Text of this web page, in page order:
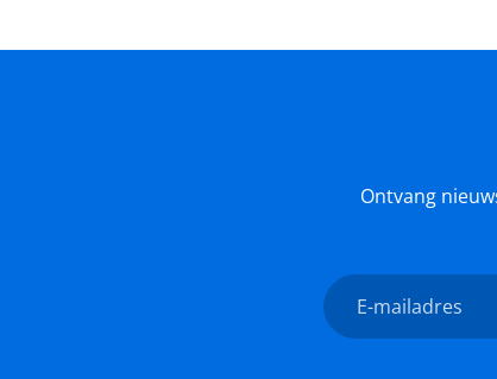
Ontvang
E-
mailadres